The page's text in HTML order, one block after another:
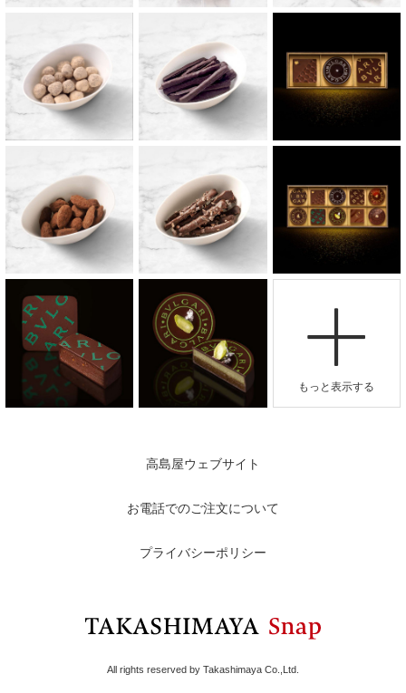
高島屋ウェブサイト
お電話でのご注文について
プライバシーポリシー
All rights reserved by Takashimaya Co.,Ltd.